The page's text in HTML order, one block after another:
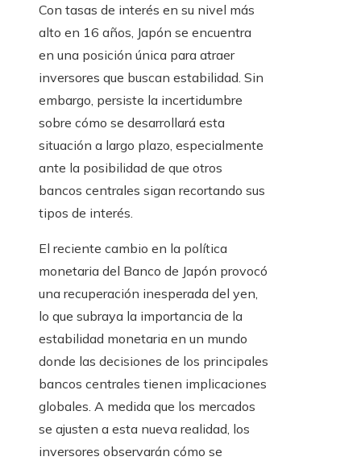
Con tasas de interés en su nivel más
alto en 16 años, Japón se encuentra
en una posición única para atraer
inversores que buscan estabilidad. Sin
embargo, persiste la incertidumbre
sobre cómo se desarrollará esta
situación a largo plazo, especialmente
ante la posibilidad de que otros
bancos centrales sigan recortando sus
tipos de interés.
El reciente cambio en la política
monetaria del Banco de Japón provocó
una recuperación inesperada del yen,
lo que subraya la importancia de la
estabilidad monetaria en un mundo
donde las decisiones de los principales
bancos centrales tienen implicaciones
globales. A medida que los mercados
se ajusten a esta nueva realidad, los
inversores observarán cómo se